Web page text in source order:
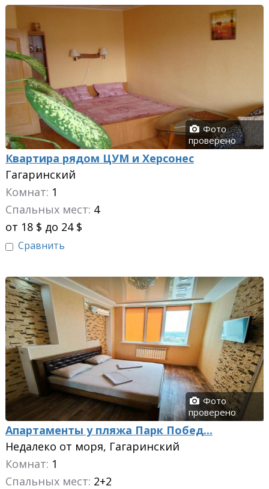
Фото
проверено
Квартира рядом ЦУМ и Херсонес
Гагаринский
Комнат: 1
Спальных мест: 4
от 18 $ до 24 $
Сравнить
Фото
проверено
Апартаменты у пляжа Парк Побед...
Недалеко от моря, Гагаринский
Комнат: 1
Спальных мест: 2+2